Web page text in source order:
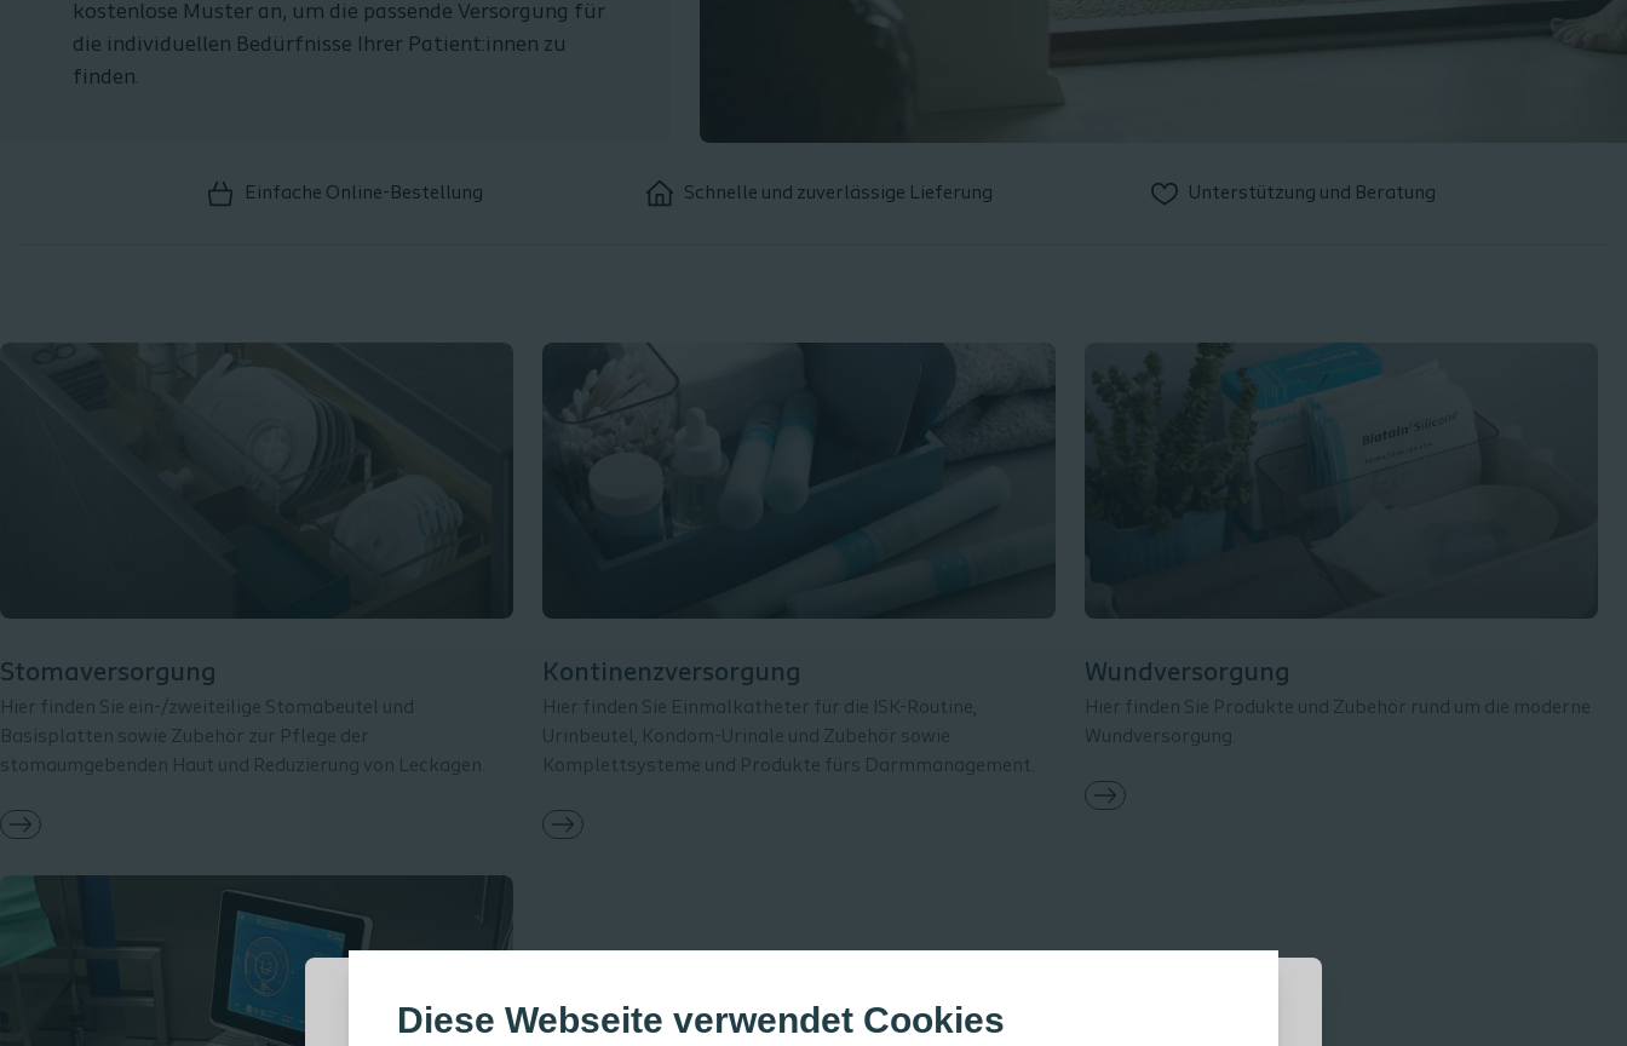
Diese Webseite verwendet Cookies
kostenlose Muster an, um die passende Versorgung für
die individuellen Bedürfnisse Ihrer Patient:innen zu
finden.
Einfache Online-Bestellung Schnelle und zuverlässige Lieferung Unterstützung und Beratung
Stomaversorgung
Hier finden Sie ein-/zweiteilige Stomabeutel und
Basisplatten sowie Zubehör zur Pflege der
stomaumgebenden Haut und Reduzierung von Leckagen.
Kontinenzversorgung
Hier finden Sie Einmalkatheter für die ISK-Routine,
Urinbeutel, Kondom-Urinale und Zubehör sowie
Komplettsysteme und Produkte fürs Darmmanagement.
Wundversorgung
Hier finden Sie Produkte und Zubehör rund um die moderne
Wundversorgung.